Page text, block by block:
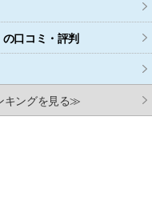
の口コミ・評判
キングを見る≫